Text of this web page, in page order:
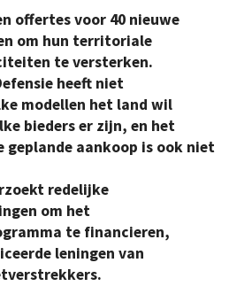
offertes voor 40 nieuwe
om hun territoriale
te versterken.
heeft niet
modellen het land wil
bieders er zijn, en het
geplande aankoop is ook niet
redelijke
om het
te financieren,
leningen van